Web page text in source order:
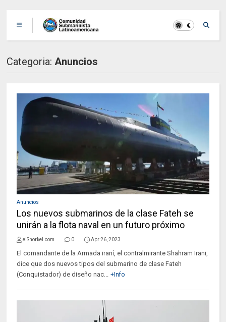
Categoria:Anuncios
Anuncios
Los nuevos submarinos de la clase Fateh se
unirán a la flota naval en un futuro próximo
elSnorkel.com 0 Apr 26, 2023
El comandante de la Armada iraní, el contralmirante Shahram Irani,
dice que dos nuevos tipos del submarino de clase Fateh
(Conquistador) de diseño nac... +Info